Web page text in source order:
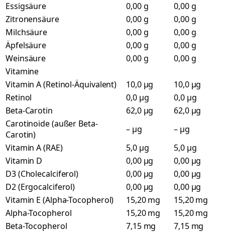
Essigsäure
0,00 g
0,00 g
Zitronensäure
0,00 g
0,00 g
Milchsäure
0,00 g
0,00 g
Äpfelsäure
0,00 g
0,00 g
Weinsäure
0,00 g
0,00 g
Vitamine
Vitamin A (Retinol-Äquivalent)
10,0 µg
10,0 µg
Retinol
0,0 µg
0,0 µg
Beta-Carotin
62,0 µg
62,0 µg
Carotinoide (außer Beta-
Carotin)
– µg
– µg
Vitamin A (RAE)
5,0 µg
5,0 µg
Vitamin D
0,00 µg
0,00 µg
D3 (Cholecalciferol)
0,00 µg
0,00 µg
D2 (Ergocalciferol)
0,00 µg
0,00 µg
Vitamin E (Alpha-Tocopherol)
15,20 mg
15,20 mg
Alpha-Tocopherol
15,20 mg
15,20 mg
Beta-Tocopherol
7,15 mg
7,15 mg